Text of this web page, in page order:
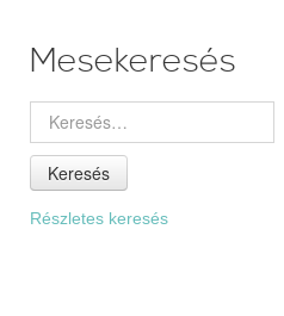
Mesekeresés
Keresés
Részletes keresés